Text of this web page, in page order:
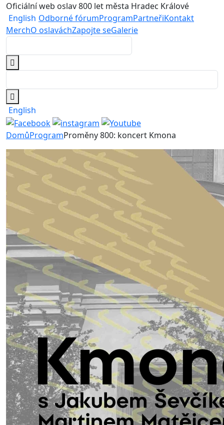
Oficiální web oslav 800 let města Hradec Králové
English Odborné fórumProgramPartneřiKontakt
MerchO oslaváchZapojte seGalerie
English
DomůProgramProměny 800: koncert Kmona